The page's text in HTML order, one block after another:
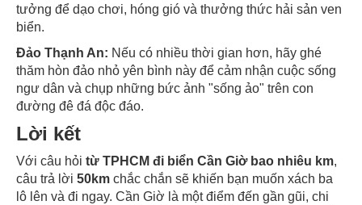
tưởng để dạo chơi, hóng gió và thưởng thức hải sản ven
biển.
Đảo Thạnh An: Nếu có nhiều thời gian hơn, hãy ghé
thăm hòn đảo nhỏ yên bình này để cảm nhận cuộc sống
ngư dân và chụp những bức ảnh "sống ảo" trên con
đường đê đá độc đáo.
Lời kết
Với câu hỏi từ TPHCM đi biển Cần Giờ bao nhiêu km,
câu trả lời 50km chắc chắn sẽ khiến bạn muốn xách ba
lô lên và đi ngay. Cần Giờ là một điểm đến gần gũi, chi